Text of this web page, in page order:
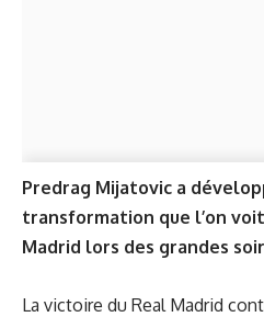
Predrag Mijatovic a
transformation que l’on
Madrid lors des grandes
La victoire du Real Madrid